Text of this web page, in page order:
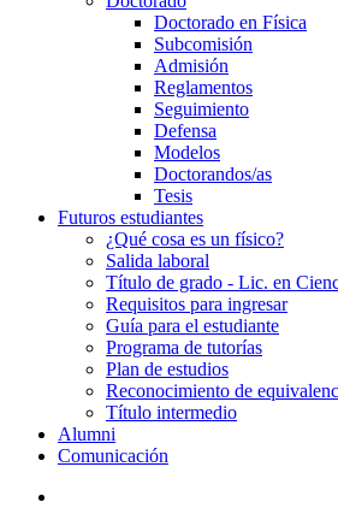
Doctorado en Física
Subcomisión
Admisión
Reglamentos
Seguimiento
Defensa
Modelos
Doctorandos/as
Tesis
Futuros estudiantes
¿Qué cosa es un físico?
Salida laboral
Título de grado - Lic. en
Requisitos para ingresar
Guía para el estudiante
Programa de tutorías
Plan de estudios
Reconocimiento de
Título intermedio
Alumni
Comunicación